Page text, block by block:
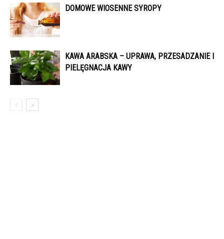
DOMOWE WIOSENNE SYROPY
KAWA ARABSKA – UPRAWA, PRZESADZANIE I
PIELĘGNACJA KAWY